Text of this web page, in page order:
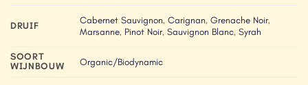
DRUIF Cabernet Sauvignon, Carignan, Grenache Noir,
Marsanne, Pinot Noir, Sauvignon Blanc, Syrah
SOORT
WIJNBOUW
Organic/Biodynamic